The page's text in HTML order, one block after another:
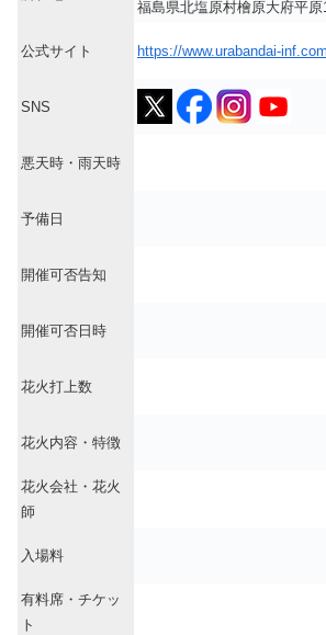
福島県北塩原村檜原大府平原
公式サイト https://www.urabandai-
SNS
悪天時・雨天時
予備日
開催可否告知
開催可否日時
花火打上数
花火内容・特徴
花火会社・花火
師
入場料
有料席・チケッ
ト